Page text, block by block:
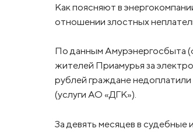
Как поясняют в
отношении злостных
По данным Амурэнергосбыта
жителей Приамурья за
рублей граждане недоплатили
(услуги АО «ДГК»).
За девять месяцев в